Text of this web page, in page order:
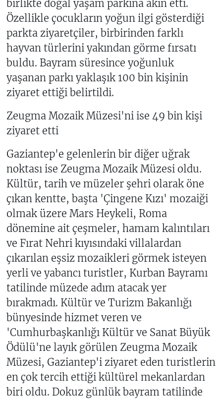
birlikte doğal yaşam parkına akın etti.
Özellikle çocukların yoğun ilgi gösterdiği
parkta ziyaretçiler, birbirinden farklı
hayvan türlerini yakından görme fırsatı
buldu. Bayram süresince yoğunluk
yaşanan parkı yaklaşık 100 bin kişinin
ziyaret ettiği belirtildi.
Zeugma Mozaik Müzesi'ni ise 49 bin kişi
ziyaret etti
Gaziantep'e gelenlerin bir diğer uğrak
noktası ise Zeugma Mozaik Müzesi oldu.
Kültür, tarih ve müzeler şehri olarak öne
çıkan kentte, başta 'Çingene Kızı' mozaiği
olmak üzere Mars Heykeli, Roma
dönemine ait çeşmeler, hamam kalıntıları
ve Fırat Nehri kıyısındaki villalardan
çıkarılan eşsiz mozaikleri görmek isteyen
yerli ve yabancı turistler, Kurban Bayramı
tatilinde müzede adım atacak yer
bırakmadı. Kültür ve Turizm Bakanlığı
bünyesinde hizmet veren ve
'Cumhurbaşkanlığı Kültür ve Sanat Büyük
Ödülü'ne layık görülen Zeugma Mozaik
Müzesi, Gaziantep'i ziyaret eden turistlerin
en çok tercih ettiği kültürel mekanlardan
biri oldu. Dokuz günlük bayram tatilinde